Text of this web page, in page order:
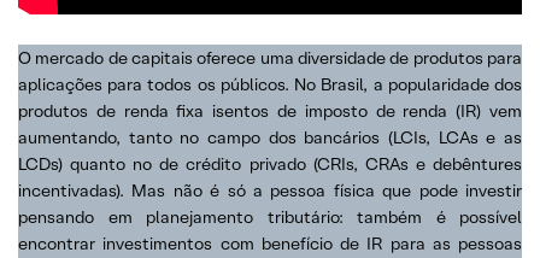
O mercado de capitais oferece uma diversidade de produtos para
aplicações para todos os públicos. No Brasil, a popularidade dos
produtos de renda fixa isentos de imposto de renda (IR) vem
aumentando, tanto no campo dos bancários (LCIs, LCAs e as
LCDs) quanto no de crédito privado (CRIs, CRAs e debêntures
incentivadas). Mas não é só a pessoa física que pode investir
pensando em planejamento tributário: também é possível
encontrar investimentos com benefício de IR para as pessoas